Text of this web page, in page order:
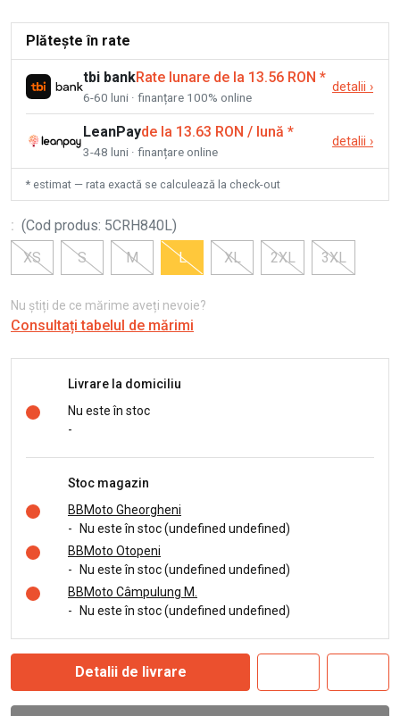
Plătește în rate
tbi bankRate lunare de la 13.56 RON *
6-60 luni · finanțare 100% online
detalii ›
LeanPayde la 13.63 RON / lună *
3-48 luni · finanțare online
detalii ›
* estimat — rata exactă se calculează la check-out
: (Cod produs: 5CRH840L)
XS
S M L XL 2XL 3XL
Nu știți de ce mărime aveți nevoie?
Consultați tabelul de mărimi
Livrare la domiciliu
Nu este în stoc
-
Stoc magazin
BBMoto Gheorgheni
-
Nu este în stoc (undefined undefined)
BBMoto Otopeni
-
Nu este în stoc (undefined undefined)
BBMoto Câmpulung M.
-
Nu este în stoc (undefined undefined)
Detalii de livrare